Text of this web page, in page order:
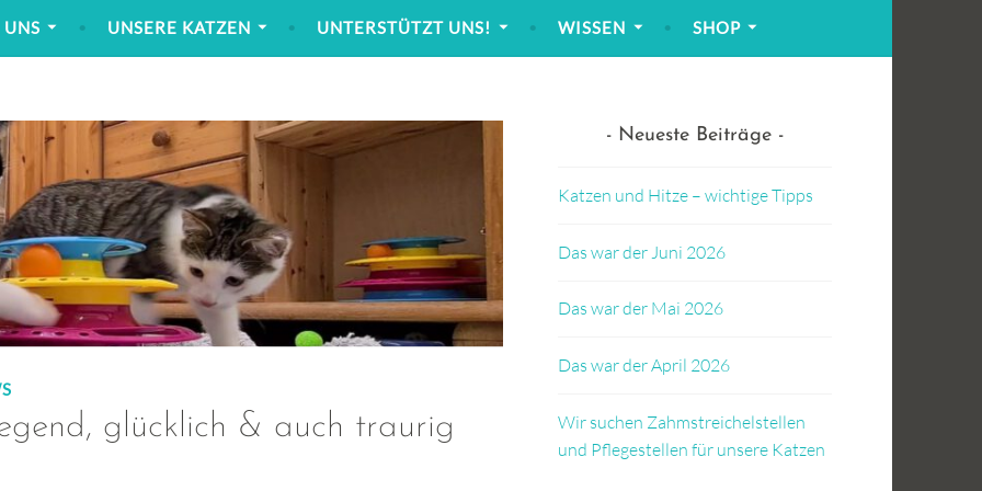
UNS UNSERE KATZEN UNTERSTÜTZT UNS! WISSEN SHOP
glücklich & auch traurig
Neueste Beiträge
Katzen und Hitze – wichtige Tipps
Das war der Juni 2026
Das war der Mai 2026
Das war der April 2026
Wir suchen Zahmstreichelstellen
und Pflegestellen für unsere Katzen